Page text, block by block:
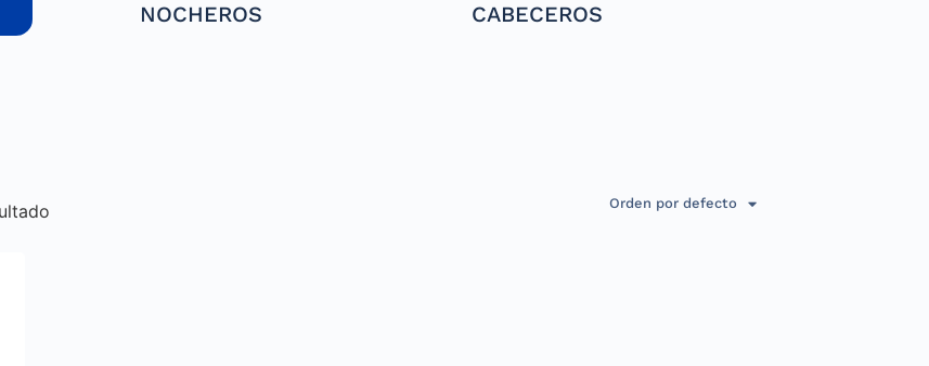
NOCHEROS CABECEROS
Orden por defecto